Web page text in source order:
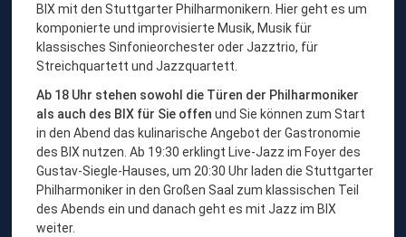
BIX mit den Stuttgarter Philharmonikern. Hier geht es um
komponierte und improvisierte Musik, Musik für
klassisches Sinfonieorchester oder Jazztrio, für
Streichquartett und Jazzquartett.
Ab 18 Uhr stehen sowohl die Türen der Philharmoniker
als auch des BIX für Sie offen und Sie können zum Start
in den Abend das kulinarische Angebot der Gastronomie
des BIX nutzen. Ab 19:30 erklingt Live-Jazz im Foyer des
Gustav-Siegle-Hauses, um 20:30 Uhr laden die Stuttgarter
Philharmoniker in den Großen Saal zum klassischen Teil
des Abends ein und danach geht es mit Jazz im BIX
weiter.